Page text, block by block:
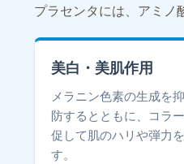
プラセンタには、アミノ
美白・美肌作用
メラニン色素の生成を
防するとともに、コラ
促して肌のハリや弾力
す。